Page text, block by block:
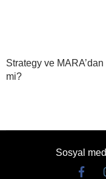
Strategy ve
mi?
Sosyal